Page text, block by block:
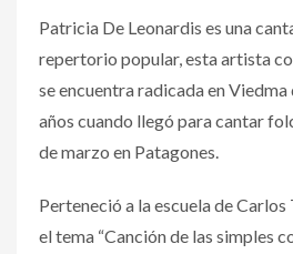
Patricia De Leonardis es una
repertorio popular, esta artista
se encuentra radicada en Viedma
años cuando llegó para cantar
de marzo en Patagones.
Perteneció a la escuela de
el tema “Canción de las simples